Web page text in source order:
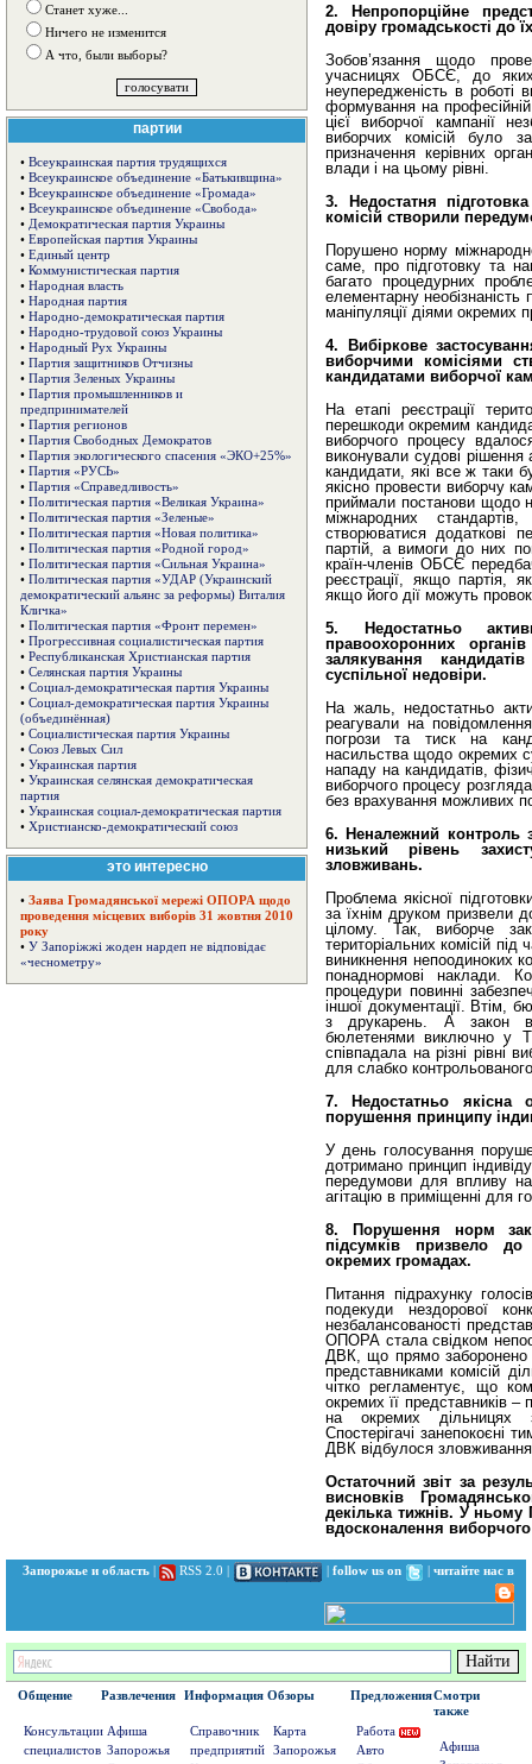
Станет хуже...
Ничего не изменится
А что, были выборы?
партии
• Всеукраинская партия трудящихся
• Всеукраинское объединение «Батькивщина»
• Всеукраинское объединение «Громада»
• Всеукраинское объединение «Свобода»
• Демократическая партия Украины
• Европейская партия Украины
• Единый центр
• Коммунистическая партия
• Народная власть
• Народная партия
• Народно-демократическая партия
• Народно-трудовой союз Украины
• Народный Рух Украины
• Партия защитников Отчизны
• Партия Зеленых Украины
• Партия промышленников и
предпринимателей
• Партия регионов
• Партия Свободных Демократов
• Партия экологического спасения «ЭКО+25%»
• Партия «РУСЬ»
• Партия «Справедливость»
• Политическая партия «Великая Украина»
• Политическая партия «Зеленые»
• Политическая партия «Новая политика»
• Политическая партия «Родной город»
• Политическая партия «Сильная Украина»
• Политическая партия «УДАР (Украинский
демократический альянс за реформы) Виталия
Кличка»
• Политическая партия «Фронт перемен»
• Прогрессивная социалистическая партия
• Республиканская Христианская партия
• Селянская партия Украины
• Социал-демократическая партия Украины
• Социал-демократическая партия Украины
(объединённая)
• Социалистическая партия Украины
• Союз Левых Сил
• Украинская партия
• Украинская селянская демократическая
партия
• Украинская социал-демократическая партия
• Христианско-демократический союз
это интересно
• Заява Громадянської мережі ОПОРА щодо
проведення місцевих виборів 31 жовтня 2010
року
• У Запоріжжі жоден нардеп не відповідає
«чеснометру»
2. Непропорційне
довіру громадськості до
Зобов’язання щодо
учасницях ОБСЄ, до
неупередженість в роботі
формування на професійній
цієї виборчої кампанії
виборчих комісій було
призначення керівних
влади і на цьому рівні.
3. Недостатня
комісій створили
Порушено норму
саме, про підготовку та
багато процедурних
елементарну
маніпуляції діями окремих
4. Вибіркове
виборчими комісіями
кандидатами виборчої
На етапі реєстрації
перешкоди окремим
виборчого процесу
виконували судові рішення
кандидати, які все ж таки
якісно провести виборчу
приймали постанови щодо
міжнародних
створюватися додаткові
партій, а вимоги до них
країн-членів ОБСЄ
реєстрації, якщо партія,
якщо його дії можуть
5. Недостатньо
правоохоронних
залякування
суспільної недовіри.
На жаль, недостатньо
реагували на
погрози та тиск на
насильства щодо окремих
нападу на кандидатів,
виборчого процесу
без врахування можливих
6. Неналежний контроль
низький рівень
зловживань.
Проблема якісної
за їхнім друком призвели
цілому. Так, виборче
територіальних комісій
виникнення непоодиноких
понаднормові наклади.
процедури повинні
іншої документації. Втім,
з друкарень. А закон
бюлетенями виключно у
співпадала на різні рівні
для слабко
7. Недостатньо якісна
порушення принципу
У день голосування
дотримано принцип
передумови для впливу
агітацію в приміщенні для
8. Порушення норм
підсумків призвело до
окремих громадах.
Питання підрахунку
подекуди нездорової
незбалансованості
ОПОРА стала свідком
ДВК, що прямо заборонено
представниками комісій
чітко регламентує, що
окремих її представників –
на окремих дільницях
Спостерігачі занепокоєні
ДВК відбулося
Остаточний звіт за
висновків
декілька тижнів. У
вдосконалення
Запорожье и область RSS 2.0 follow us on читайте нас в
Общение
Консультации
специалистов
Развлечения
Афиша
Запорожья
Информация
Справочник
предприятий
Обзоры
Карта
Запорожья
Предложения
Работа
Авто
Смотри
также
Афиша